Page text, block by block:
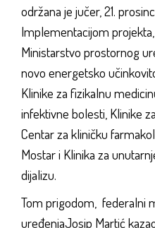
održana je jučer, 21.
Implementacijom
Ministarstvo prostornog
novo energetsko
Klinike za fizikalnu
infektivne bolesti, Klinike
Centar za kliničku
Mostar i Klinika za
dijalizu.
Tom prigodom, federalni
uređenjaJosip Martić